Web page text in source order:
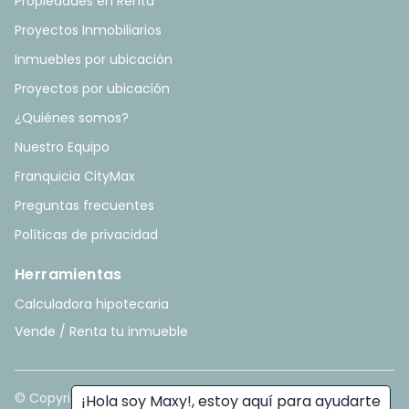
¡Hola soy Maxy!, estoy aquí para ayudarte
Proyectos Inmobiliarios
Inmuebles por ubicación
Proyectos por ubicación
¿Quiénes somos?
Nuestro Equipo
Franquicia CityMax
Preguntas frecuentes
Políticas de privacidad
Herramientas
Calculadora hipotecaria
Vende / Renta tu inmueble
© Copyright2026. All rights reserved. - Hecho con ❤️ por